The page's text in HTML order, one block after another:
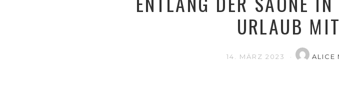
URLAUB
14. MÄRZ 2023 ALICE